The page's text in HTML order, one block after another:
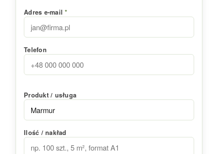
Adres e-mail*
Telefon
Produkt / usługa
Ilość / nakład